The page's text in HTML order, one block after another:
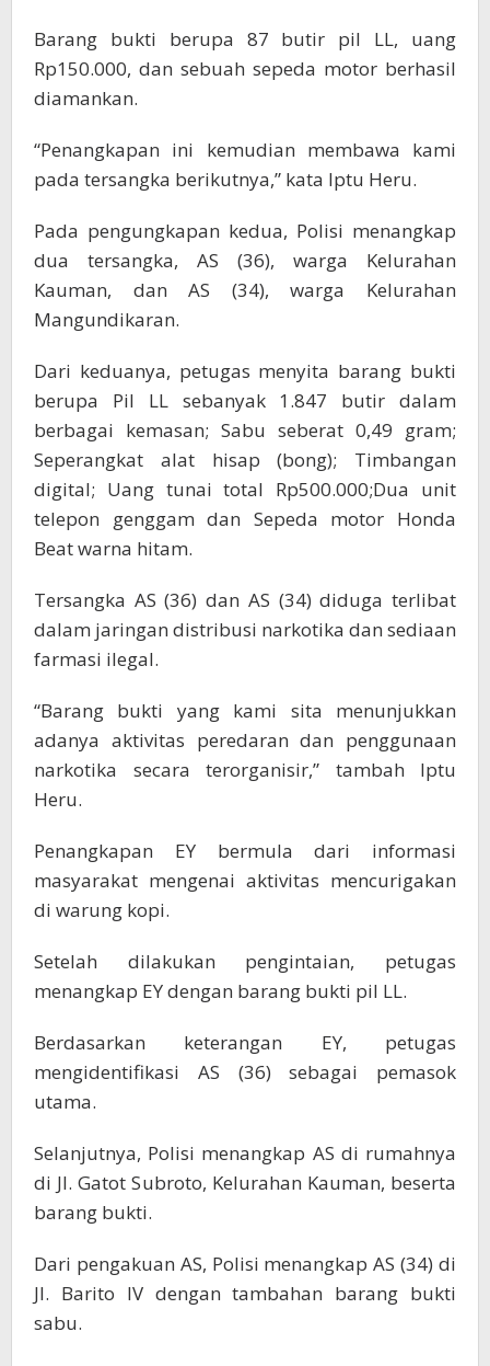
Barang bukti berupa 87 butir pil LL, uang
Rp150.000, dan sebuah sepeda motor berhasil
diamankan.
“Penangkapan ini kemudian membawa kami
pada tersangka berikutnya,” kata Iptu Heru.
Pada pengungkapan kedua, Polisi menangkap
dua tersangka, AS (36), warga Kelurahan
Kauman, dan AS (34), warga Kelurahan
Mangundikaran.
Dari keduanya, petugas menyita barang bukti
berupa Pil LL sebanyak 1.847 butir dalam
berbagai kemasan; Sabu seberat 0,49 gram;
Seperangkat alat hisap (bong); Timbangan
digital; Uang tunai total Rp500.000;Dua unit
telepon genggam dan Sepeda motor Honda
Beat warna hitam.
Tersangka AS (36) dan AS (34) diduga terlibat
dalam jaringan distribusi narkotika dan sediaan
farmasi ilegal.
“Barang bukti yang kami sita menunjukkan
adanya aktivitas peredaran dan penggunaan
narkotika secara terorganisir,” tambah Iptu
Heru.
Penangkapan EY bermula dari informasi
masyarakat mengenai aktivitas mencurigakan
di warung kopi.
Setelah dilakukan pengintaian, petugas
menangkap EY dengan barang bukti pil LL.
Berdasarkan keterangan EY, petugas
mengidentifikasi AS (36) sebagai pemasok
utama.
Selanjutnya, Polisi menangkap AS di rumahnya
di Jl. Gatot Subroto, Kelurahan Kauman, beserta
barang bukti.
Dari pengakuan AS, Polisi menangkap AS (34) di
Jl. Barito IV dengan tambahan barang bukti
sabu.